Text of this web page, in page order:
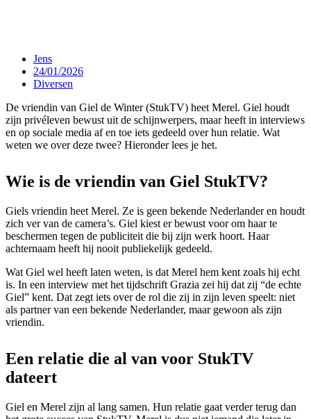
Jens
24/01/2026
Diversen
De vriendin van Giel de Winter (StukTV) heet Merel. Giel houdt
zijn privéleven bewust uit de schijnwerpers, maar heeft in interviews
en op sociale media af en toe iets gedeeld over hun relatie. Wat
weten we over deze twee? Hieronder lees je het.
Wie is de vriendin van Giel StukTV?
Giels vriendin heet Merel. Ze is geen bekende Nederlander en houdt
zich ver van de camera’s. Giel kiest er bewust voor om haar te
beschermen tegen de publiciteit die bij zijn werk hoort. Haar
achternaam heeft hij nooit publiekelijk gedeeld.
Wat Giel wel heeft laten weten, is dat Merel hem kent zoals hij echt
is. In een interview met het tijdschrift Grazia zei hij dat zij “de echte
Giel” kent. Dat zegt iets over de rol die zij in zijn leven speelt: niet
als partner van een bekende Nederlander, maar gewoon als zijn
vriendin.
Een relatie die al van voor StukTV
dateert
Giel en Merel zijn al lang samen. Hun relatie gaat verder terug dan